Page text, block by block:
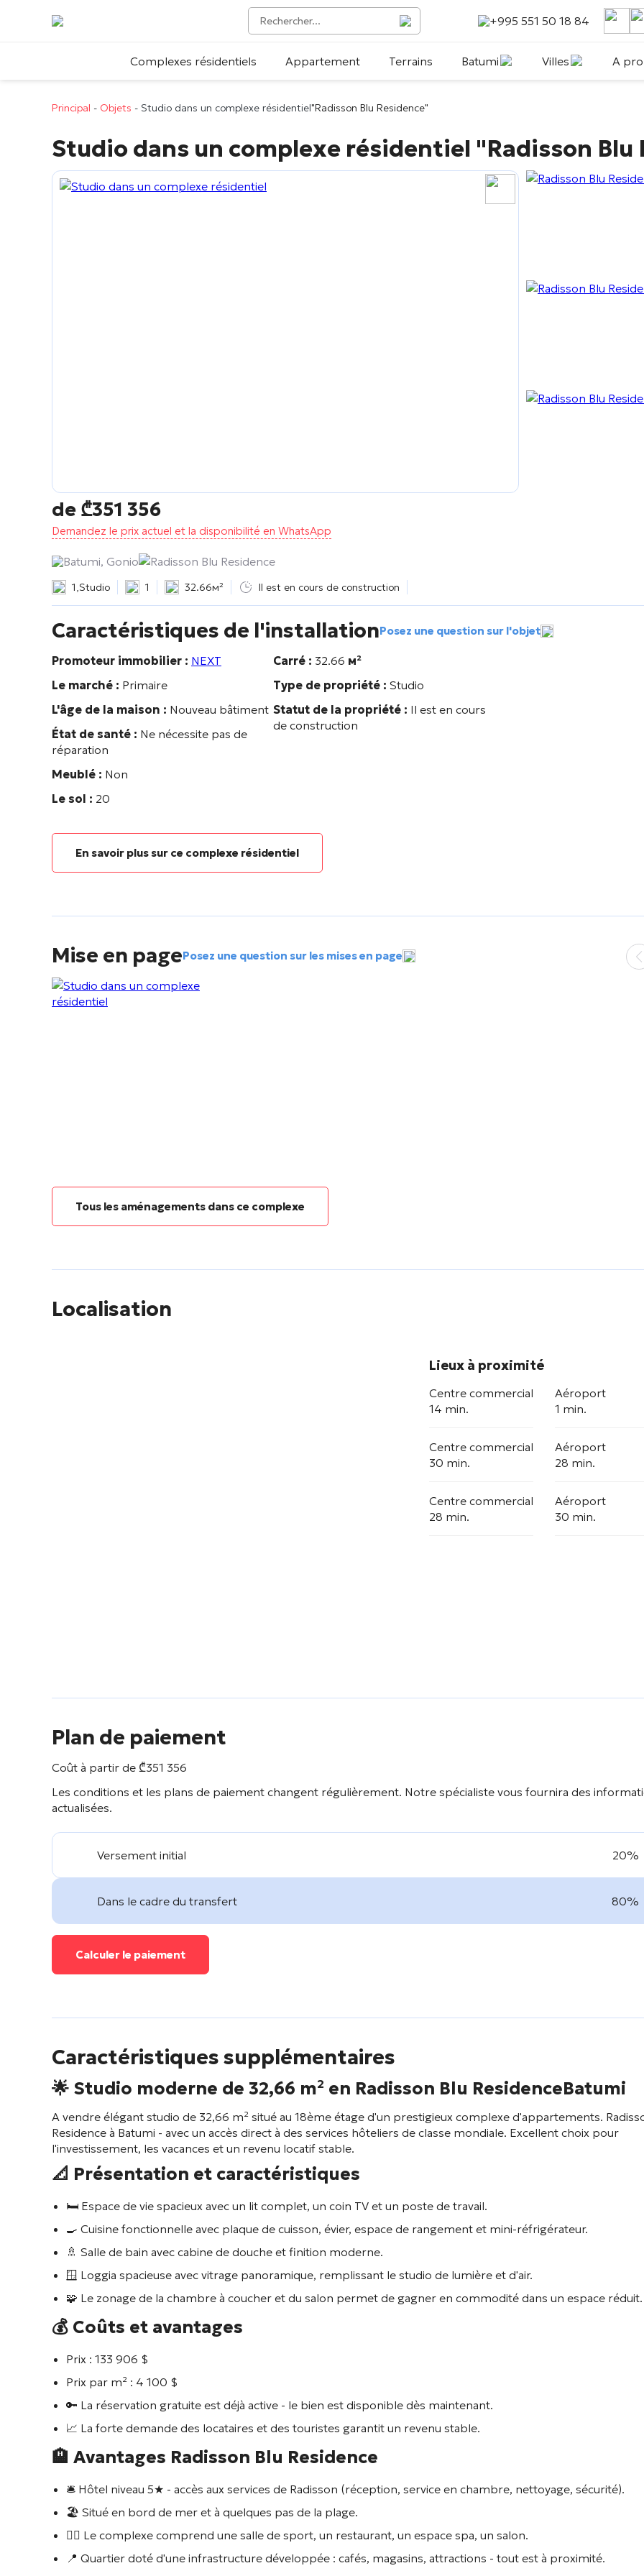
+995 551 50 18 84
Complexes résidentiels Appartement Terrains Batumi Villes A
Principal - Objets - Studio dans un complexe résidentiel"Radisson Blu Residence"
Studio dans un complexe résidentiel "Radisson Blu
de ₾351 356
Demandez le prix actuel et la disponibilité en WhatsApp
Batumi, Gonio Radisson Blu Residence
1 Studio 1 32.66м² Il est en cours de construction
Caractéristiques de l'installationPosez une question sur l'objet
Promoteur immobilier : NEXT
Le marché : Primaire
L'âge de la maison : Nouveau bâtiment
État de santé : Ne nécessite pas de
réparation
Meublé : Non
Le sol : 20
Carré : 32.66 м²
Type de propriété : Studio
Statut de la propriété : Il est en cours
de construction
En savoir plus sur ce complexe résidentiel
Mise en pagePosez une question sur les mises en page
Tous les aménagements dans ce complexe
Localisation
Lieux à proximité
Centre commercial
14 min.
Aéroport
1 min.
Centre commercial
30 min.
Aéroport
28 min.
Centre commercial
28 min.
Aéroport
30 min.
Plan de paiement
Coût à partir de ₾351 356
Les conditions et les plans de paiement changent régulièrement. Notre spécialiste vous fournira des
actualisées.
Versement initial 20%
Dans le cadre du transfert 80%
Calculer le paiement
Caractéristiques supplémentaires
🌟 Studio moderne de 32,66 m² en Radisson Blu ResidenceBatumi
A vendre élégant studio de 32,66 m² situé au 18ème étage d'un prestigieux complexe d'appartements.
Residence à Batumi - avec un accès direct à des services hôteliers de classe mondiale. Excellent choix pour
l'investissement, les vacances et un revenu locatif stable.
📐 Présentation et caractéristiques
🛏️ Espace de vie spacieux avec un lit complet, un coin TV et un poste de travail.
🍳 Cuisine fonctionnelle avec plaque de cuisson, évier, espace de rangement et mini-réfrigérateur.
🚿 Salle de bain avec cabine de douche et finition moderne.
🪟 Loggia spacieuse avec vitrage panoramique, remplissant le studio de lumière et d'air.
🧩 Le zonage de la chambre à coucher et du salon permet de gagner en commodité dans un espace réduit.
💰 Coûts et avantages
Prix : 133 906 $
Prix par m² : 4 100 $
🔑 La réservation gratuite est déjà active - le bien est disponible dès maintenant.
📈 La forte demande des locataires et des touristes garantit un revenu stable.
🏨 Avantages Radisson Blu Residence
🛎️ Hôtel niveau 5★ - accès aux services de Radisson (réception, service en chambre, nettoyage, sécurité).
🏖️ Situé en bord de mer et à quelques pas de la plage.
🏋️‍♀️ Le complexe comprend une salle de sport, un restaurant, un espace spa, un salon.
📍 Quartier doté d'une infrastructure développée : cafés, magasins, attractions - tout est à proximité.